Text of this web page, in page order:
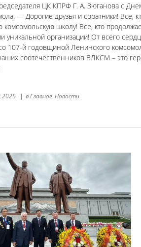
ЦК КПРФ Г. А. Зюганова с
— Дорогие друзья и соратники! Все,
школу! Все, кто
уникальной организации! От всего
107-й годовщиной Ленинского
соотечественников ВЛКСМ – это
| вГлавное, Новости